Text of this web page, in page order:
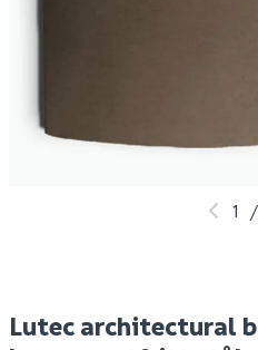
mørk grå
369
1 /
Lutec architectural